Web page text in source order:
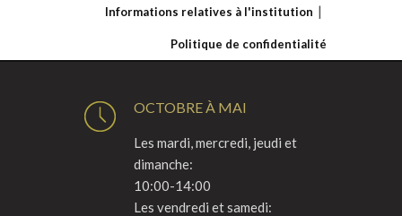
Informations relatives à l'institution
Politique de confidentialité
OCTOBRE À MAI
Les mardi, mercredi, jeudi et
dimanche:
10:00-14:00
Les vendredi et samedi: